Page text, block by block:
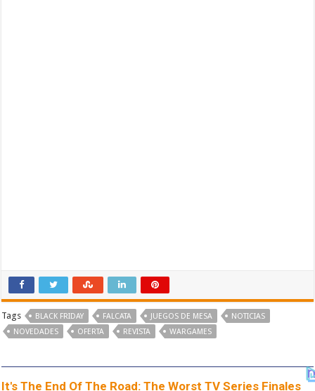
Tags BLACK FRIDAY FALCATA JUEGOS DE MESA
NOTICIAS
NOVEDADES
OFERTA REVISTA WARGAMES
It's The End Of The Road: The Worst TV Series Finales